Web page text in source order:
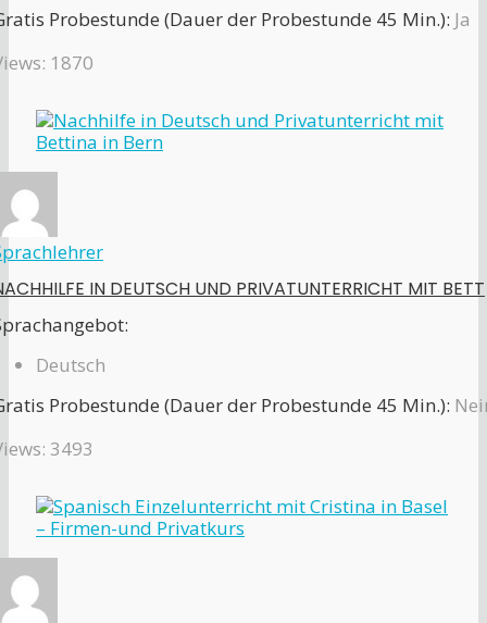
Probestunde (Dauer der Probestunde 45 Min.): Ja
1870
IN DEUTSCH UND PRIVATUNTERRICHT MIT BETT
Deutsch
Probestunde (Dauer der Probestunde 45 Min.):
3493